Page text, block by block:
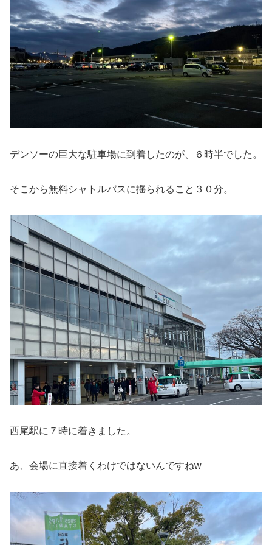
デンソーの巨大な駐車場に到着したのが、６時半でした。
そこから無料シャトルバスに揺られること３０分。
西尾駅に７時に着きました。
あ、会場に直接着くわけではないんですねw